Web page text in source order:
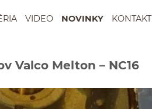
VIDEO NOVINKY KONTAKT
Valco Melton – NC16